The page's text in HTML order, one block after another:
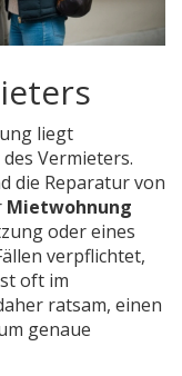
liegt
Vermieters.
die Reparatur von
Mietwohnung
oder eines
verpflichtet,
oft im
ratsam, einen
genaue